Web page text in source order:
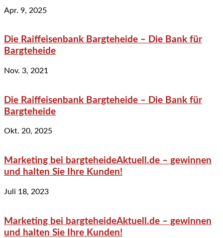
Apr. 9, 2025
Die Raiffeisenbank Bargteheide – Die Bank für
Bargteheide
Nov. 3, 2021
Die Raiffeisenbank Bargteheide – Die Bank für
Bargteheide
Okt. 20, 2025
Marketing bei bargteheideAktuell.de – gewinnen
und halten Sie Ihre Kunden!
Juli 18, 2023
Marketing bei bargteheideAktuell.de – gewinnen
und halten Sie Ihre Kunden!